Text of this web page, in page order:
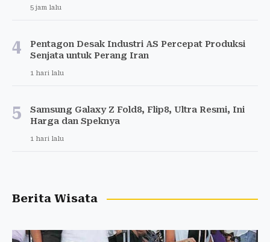
5 jam lalu
4
Pentagon Desak Industri AS Percepat Produksi
Senjata untuk Perang Iran
1 hari lalu
5
Samsung Galaxy Z Fold8, Flip8, Ultra Resmi, Ini
Harga dan Speknya
1 hari lalu
Berita Wisata